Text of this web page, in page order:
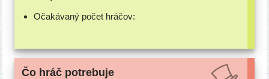
Očakávaný počet hráčov:
Čo hráč potrebuje